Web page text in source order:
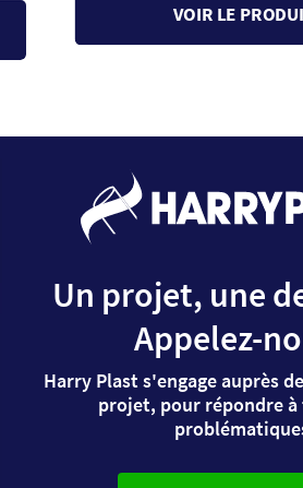
VOIR LE
Un projet, une
Appelez-
Harry Plast s'engage auprès
projet, pour répondre à